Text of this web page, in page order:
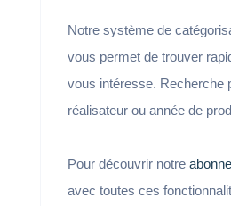
Notre système de
vous permet de trouver
vous intéresse. Recherche
réalisateur ou année de
Pour découvrir notre
avec toutes ces